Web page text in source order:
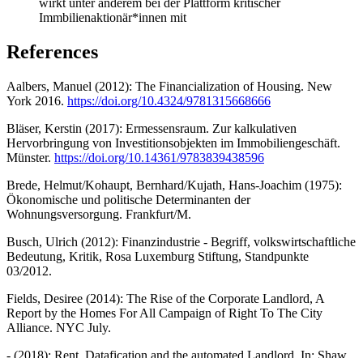
Immbilienaktionär*innen mit
References
Aalbers, Manuel (2012): The Financialization of Housing. New
York 2016. https://doi.org/10.4324/9781315668666
Bläser, Kerstin (2017): Ermessensraum. Zur kalkulativen
Hervorbringung von Investitionsobjekten im Immobiliengeschäft.
Münster. https://doi.org/10.14361/9783839438596
Brede, Helmut/Kohaupt, Bernhard/Kujath, Hans-Joachim (1975):
Ökonomische und politische Determinanten der
Wohnungsversorgung. Frankfurt/M.
Busch, Ulrich (2012): Finanzindustrie - Begriff, volkswirtschaftliche
Bedeutung, Kritik, Rosa Luxemburg Stiftung, Standpunkte
03/2012.
Fields, Desiree (2014): The Rise of the Corporate Landlord, A
Report by the Homes For All Campaign of Right To The City
Alliance. NYC July.
- (2018): Rent, Datafication and the automated Landlord. In: Shaw,